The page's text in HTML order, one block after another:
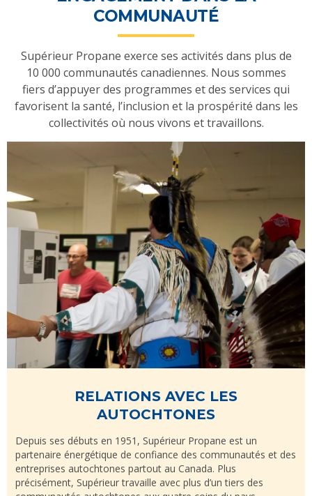
COMMUNAUTÉ
Supérieur Propane exerce ses activités dans plus de
10 000 communautés canadiennes. Nous sommes
fiers d’appuyer des programmes et des services qui
favorisent la santé, l’inclusion et la prospérité dans les
collectivités où nous vivons et travaillons.
RELATIONS AVEC LES
AUTOCHTONES
Depuis ses débuts en 1951, Supérieur Propane est un
partenaire énergétique de confiance des communautés et des
entreprises autochtones partout au Canada. Plus
précisément, Supérieur travaille avec plus d’un tiers des